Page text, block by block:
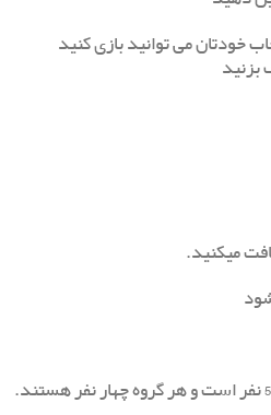
خودتان می توانید بازی کنید
بزنید
میکنید.